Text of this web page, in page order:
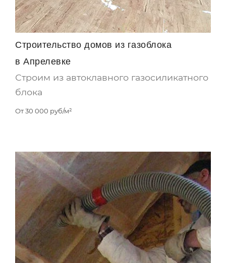
Строительство домов из газоблока
в Апрелевке
Строим из автоклавного газосиликатного
блока
От30 000 руб/м²